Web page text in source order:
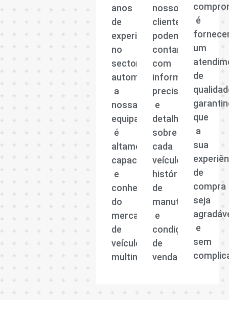
anos
de
experiência
no
sector
automóvel,
a
nossa
equipa
é
altamente
capacitada
e
conhecedora
do
mercado
de
veículos
multimarcas.
nossos
clientes
podem
contar
com
informações
precisas
e
detalhadas
sobre
cada
veículo,
histórico
de
manutenção
e
condições
de
venda.
é
um
de
que
a
sua
de
compra
seja
e
sem